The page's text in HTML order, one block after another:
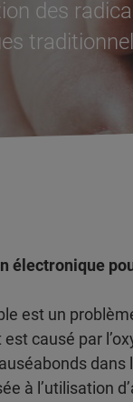
des
électronique
est un
causé par
à l’utilisation